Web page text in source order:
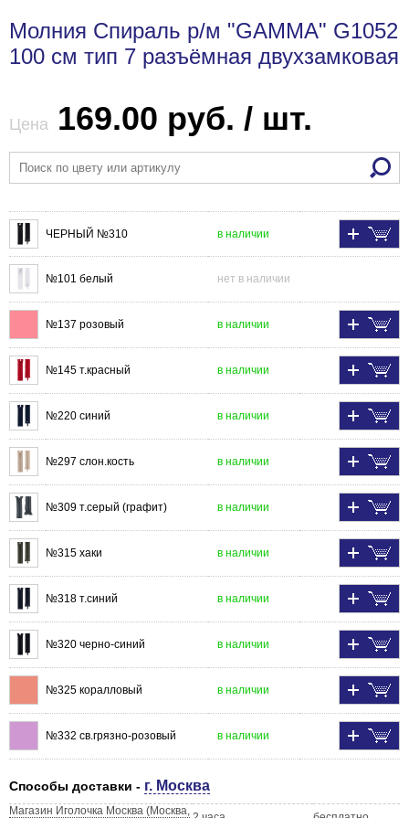
Молния Спираль р/м "GAMMA" G1052
100 см тип 7 разъёмная двухзамковая
Цена 169.00 руб. / шт.
ЧЕРНЫЙ №310 в наличии
№101 белый нет в наличии
№137 розовый в наличии
№145 т.красный в наличии
№220 синий в наличии
№297 слон.кость в наличии
№309 т.серый (графит) в наличии
№315 хаки в наличии
№318 т.синий в наличии
№320 черно-синий в наличии
№325 коралловый в наличии
№332 св.грязно-розовый в наличии
Способы доставки - г. Москва
Магазин Иголочка Москва (Москва,